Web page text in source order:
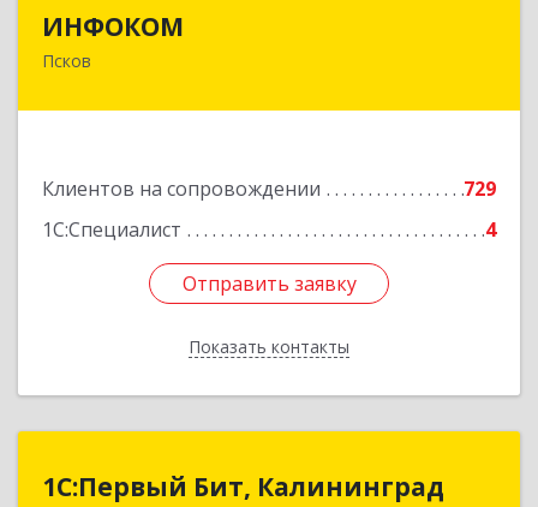
ИНФОКОМ
Псков
Клиентов на сопровождении
729
1С:Специалист
4
Отправить заявку
Показать контакты
180000, Псковская обл, Псков г, Советская ул,
Отправить заявку
Назад
1С:Первый Бит, Калининград
1С:Первый Бит, Калининград